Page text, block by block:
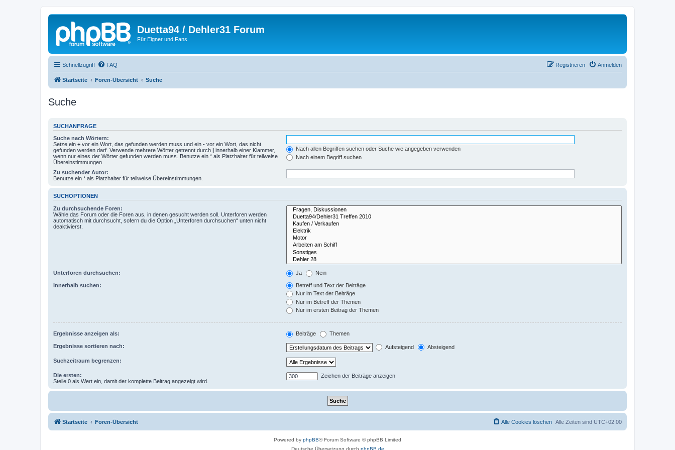
Duetta94 / Dehler31 Forum
Für Eigner und Fans
Schnellzugriff FAQ Anmelden
Registrieren
Startseite Foren-Übersicht Suche
Suche
SUCHANFRAGE
Suche nach Wörtern:
Setze ein + vor ein Wort, das gefunden werden muss und ein - vor ein Wort, das nicht
gefunden werden darf. Verwende mehrere Wörter getrennt durch | innerhalb einer Klammer,
wenn nur eines der Wörter gefunden werden muss. Benutze ein * als Platzhalter für teilweise
Übereinstimmungen.
Nach allen Begriffen suchen oder Suche wie angegeben verwenden
Nach einem Begriff suchen
Zu suchender Autor:
Benutze ein * als Platzhalter für teilweise Übereinstimmungen.
SUCHOPTIONEN
Zu durchsuchende Foren:
Wähle das Forum oder die Foren aus, in denen gesucht werden soll. Unterforen werden
automatisch mit durchsucht, sofern du die Option „Unterforen durchsuchen“ unten nicht
deaktivierst.
Unterforen durchsuchen: Ja Nein
Innerhalb suchen:
Betreff und Text der Beiträge
Nur im Text der Beiträge
Nur im Betreff der Themen
Nur im ersten Beitrag der Themen
Ergebnisse anzeigen als: Beiträge Themen
Ergebnisse sortieren nach: Aufsteigend Absteigend
Suchzeitraum begrenzen:
Die ersten:
Stelle 0 als Wert ein, damit der komplette Beitrag angezeigt wird.
Zeichen der Beiträge anzeigen
Startseite Foren-Übersicht Alle Zeiten sind UTC+02:00
Alle Cookies löschen
Powered by phpBB® Forum Software © phpBB Limited
Deutsche Übersetzung durch phpBB.de